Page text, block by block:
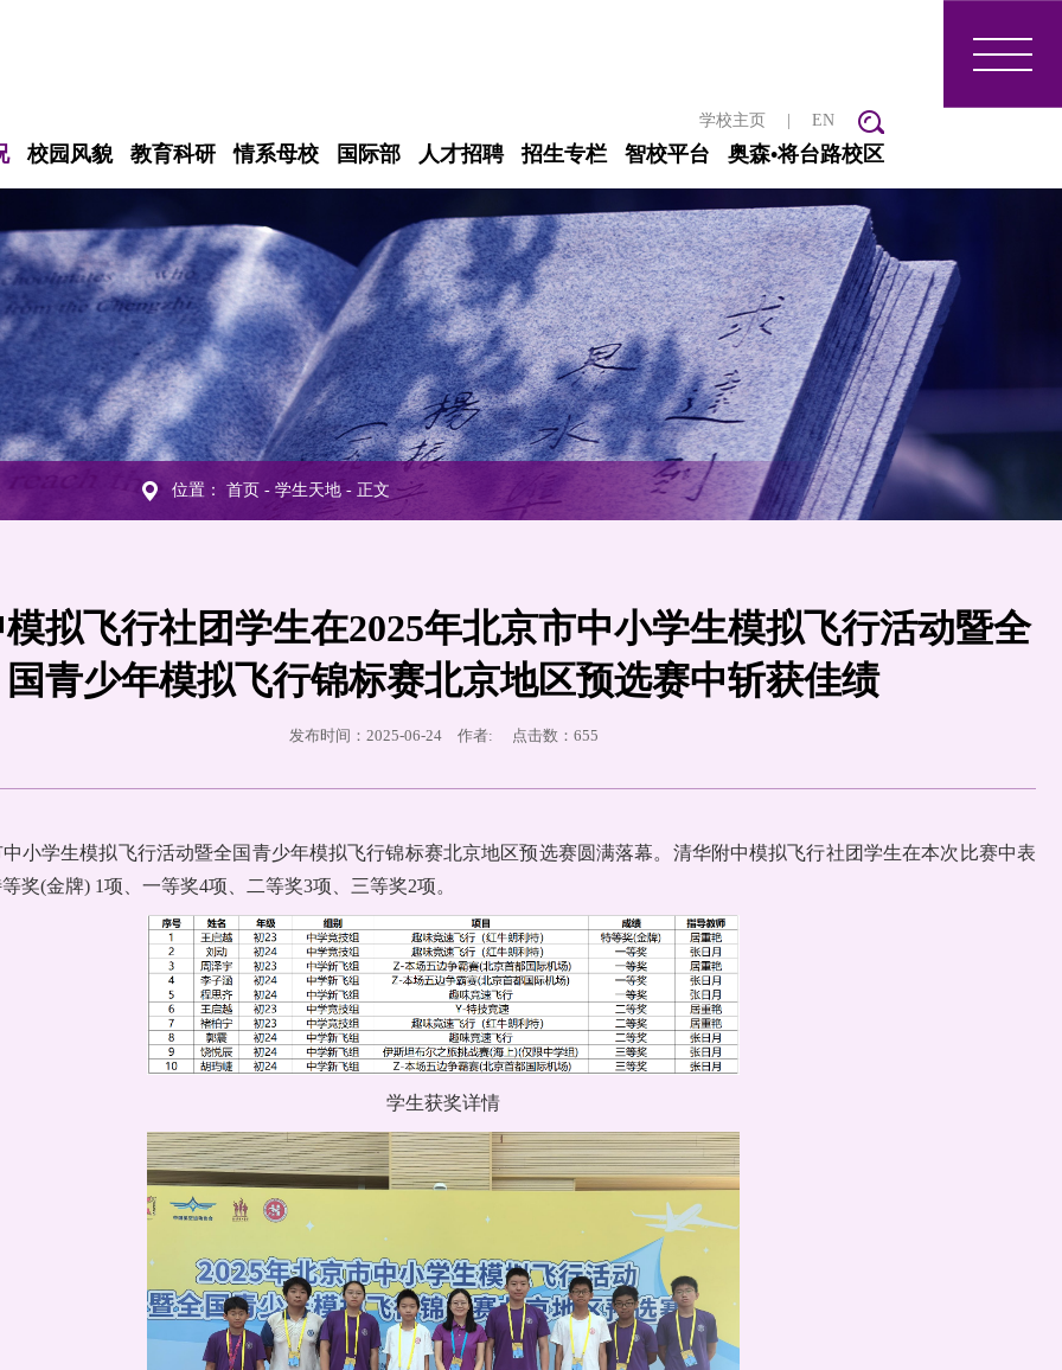
学校主页 EN
校园风貌 教育科研 情系母校 国际部 人才招聘 招生专栏 智校平台 奥森•将台路校区
位置： 首页 - 学生天地- 正文
拟飞行社团学生在2025年北京市中小学生模拟飞行活动暨全
国青少年模拟飞行锦标赛北京地区预选赛中斩获佳绩
发布时间：2025-06-24 作者: 点击数： 655
中小学生模拟飞行活动暨全国青少年模拟飞行锦标赛北京地区预选赛圆满落幕。清华附中模拟飞行社团学生在本次比赛中表
奖(金牌) 1项、一等奖4项、二等奖3项、三等奖2项。
学生获奖详情